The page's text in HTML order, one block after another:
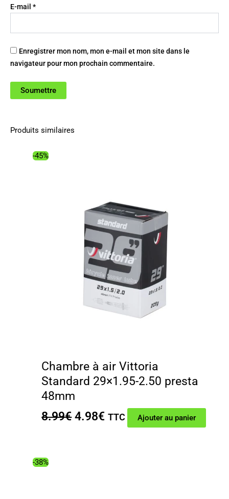
E-mail *
Enregistrer mon nom, mon e-mail et mon site dans le
navigateur pour mon prochain commentaire.
Produits similaires
-45%
Chambre à air Vittoria
Standard 29×1.95-2.50 presta
48mm
8.99€ Le
4.98€ Le
TTC Ajouter au panier
-38%